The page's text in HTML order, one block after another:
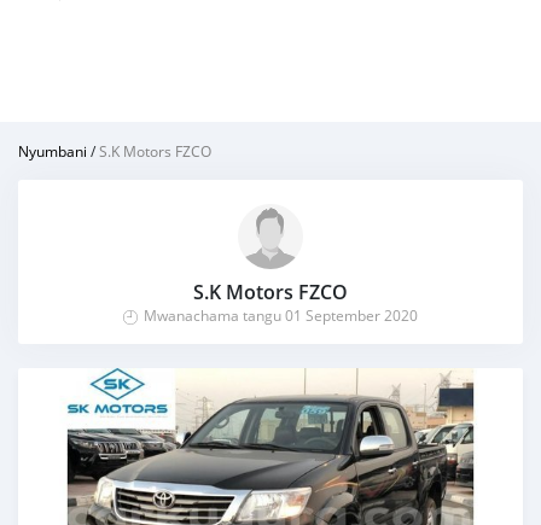
Nyumbani /S.K Motors FZCO
S.K Motors FZCO
Mwanachama tangu 01 September 2020